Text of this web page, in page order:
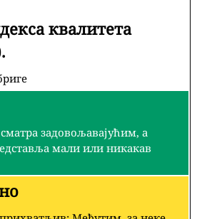
квалитета
задовољавајућим, а
мали или никакав